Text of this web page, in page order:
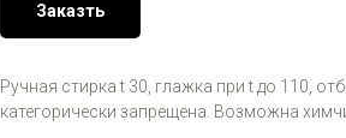
Заказть
Ручная стирка t 30, глажка при t до 110,
категорически запрещена. Возможна